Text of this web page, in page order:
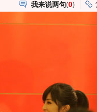
我来说两句(0)